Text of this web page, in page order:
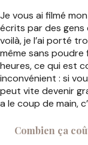
Je vous ai filmé
écrits par des gens
voilà, je l’ai porté
même sans
heures, ce qui est
inconvénient : si
peut vite devenir
a le coup de main,
Combien ça